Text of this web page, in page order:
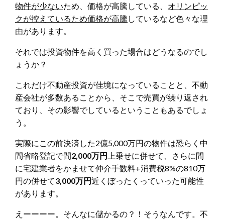
物件が少ないため、価格が高騰している、 オリンピッ
クが控えているため価格が高騰 しているなど色々な理
由があります。
それでは投資物件を高く買った場合はどうなるのでし
ょうか？
これだけ不動産投資が佳境になっていることと、不動
産会社が多数あることから、そこで売買が繰り返され
ており、その影響でしているということもあるでしょ
う。
実際にこの前決済した2億5,000万円の物件は恐らく中
間省略登記で間2,000万円 上乗せに併せて、さらに間
に宅建業者をかませて仲介手数料+消費税8%の810万
円の併せて3,000万円近くぼったくっていった可能性
があります。
えーーーー。そんなに儲かるの？！そうなんです。不